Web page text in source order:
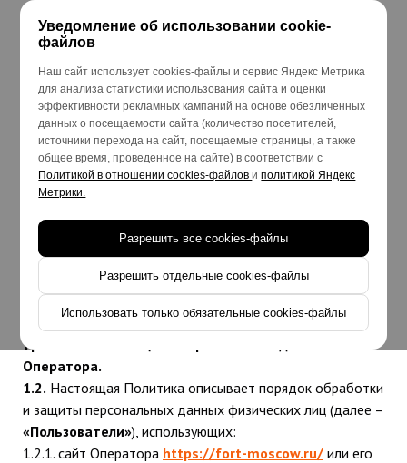
Уведомление об использовании cookie-
файлов
Наш сайт использует cookies-файлы и сервис Яндекс Метрика
для анализа статистики использования сайта и оценки
эффективности рекламных кампаний на основе обезличенных
данных о посещаемости сайта (количество посетителей,
источники перехода на сайт, посещаемые страницы, а также
общее время, проведенное на сайте) в соответствии с
Политикой в отношении cookies-файловиполитикой Яндекс
Метрики.
Разрешить все cookies-файлы
Разрешить отдельные cookies-файлы
Использовать только обязательные cookies-файлы
1. Общие положения
1.1.Политика в отношении обработки персональных
данныхИндивидуальный предприниматель
Вознесенский Сергей Валерьевич
319508100022584(далее – «Оператор»)
разработана в соответствии с требованиями ч. 2 ст.
ФЗ «О персональных данных» (далее –
«Федеральный закон №152-ФЗ») и предназначена
для предоставления неограниченного доступа к
информации в отношении обработки персональных
данных, а также к сведениям о реализуемых
требованиях к защите персональных данных
Оператора.
1.2. Настоящая Политика описывает порядок обработки
и защиты персональных данных физических лиц (далее –
«Пользователи»), использующих:
1.2.1. сайт Оператора https://fort-moscow.ru/ или его
ПОЛИТИКА В ОТНОШЕНИИ ОБРАБОТКИ
ПЕРСОНАЛЬНЫХ ДАННЫХ